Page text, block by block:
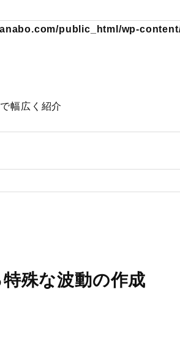
public_html/wp-
幅広く紹介
殊な波動の作成